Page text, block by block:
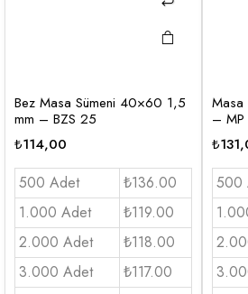
Bez Masa Sümeni 40×60 1,5
mm – BZS 25
₺114,00
500 Adet
₺136.00
1.000 Adet
₺119.00
2.000 Adet
₺118.00
3.000 Adet
₺117.00
Masa
–
₺
500